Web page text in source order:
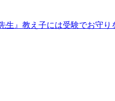
生』教え子には受験でお守